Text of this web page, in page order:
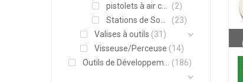
pistolets à air chaud
(2)
Stations de Soudage
(23)
Valises à outils (31)
Visseuse/Perceuse (14)
Outils de Développement
(186)